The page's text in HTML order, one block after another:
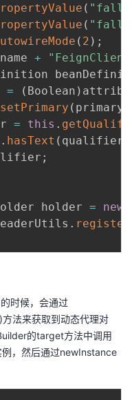
(
(
( 2 ) ;
name +
= ( Boolean )
setPrimary ( primary
= this .
. hasText ( qualifier
;
holder
= new
.
时候，会通过
法来获取到动态代理对
的target方法中调用
，然后通过newInstance